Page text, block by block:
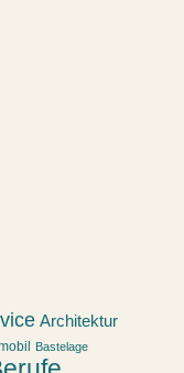
Architektur
Bastelage